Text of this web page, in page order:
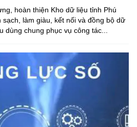
hoàn thiện Kho dữ liệu tỉnh Phú
làm giàu, kết nối và đồng bộ dữ
dùng chung phục vụ công tác...